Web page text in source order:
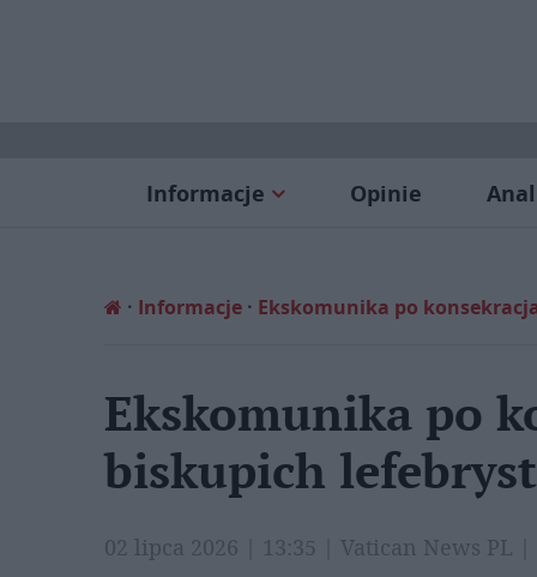
Informacje Opinie
Informacje Ekskomunika po
Ekskomunika po
biskupich
02 lipca 2026 | 13:35 | Vatican News PL